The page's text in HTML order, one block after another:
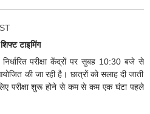
टाइमिंग
निर्धारित परीक्षा केंद्रों पर सुबह 10:30 बजे से
की जा रही है। छात्रों को सलाह दी जाती
परीक्षा शुरू होने से कम से कम एक घंटा पहले